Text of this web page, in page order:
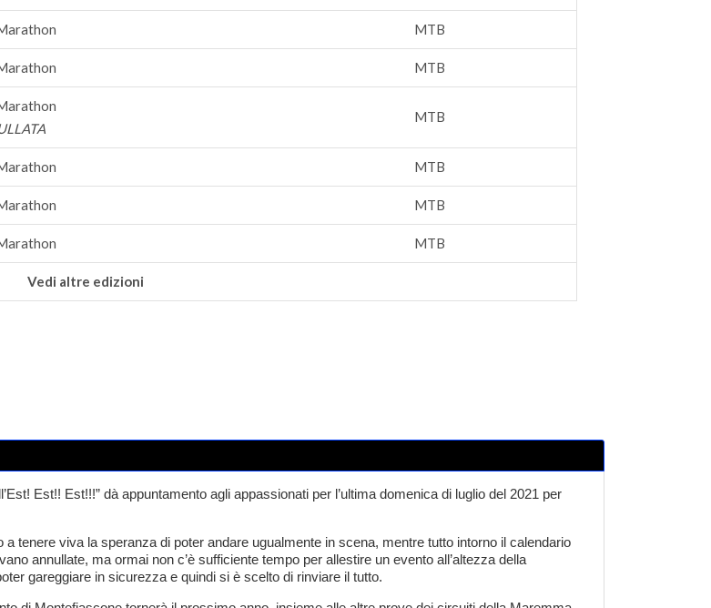
MTB
MTB
MTB
MTB
MTB
MTB
Vedi altre edizioni
Est!! Est!!!” dà appuntamento agli appassionati per l’ultima domenica di luglio del 2021 per
tenere viva la speranza di poter andare ugualmente in scena, mentre tutto intorno il calendario
annullate, ma ormai non c’è sufficiente tempo per allestire un evento all’altezza della
gareggiare in sicurezza e quindi si è scelto di rinviare il tutto.